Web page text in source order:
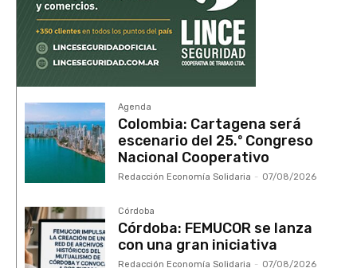
Agenda
Colombia: Cartagena será
escenario del 25.º Congreso
Nacional Cooperativo
Redacción Economía Solidaria - 07/08/2026
Córdoba
Córdoba: FEMUCOR se lanza
con una gran iniciativa
Redacción Economía Solidaria - 07/08/2026